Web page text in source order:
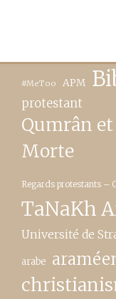
#MeToo APM
protestant
Qumrân
Morte
Regards protestants –
TaNaKh
Université de
arabe